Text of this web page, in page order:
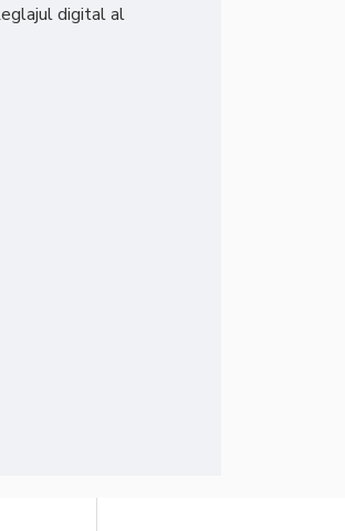
digital al